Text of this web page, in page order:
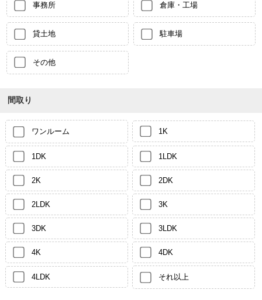
事務所 倉庫・工場
貸土地 駐車場
その他
間取り
ワンルーム 1K
1DK 1LDK
2K 2DK
2LDK 3K
3DK 3LDK
4K 4DK
4LDK それ以上